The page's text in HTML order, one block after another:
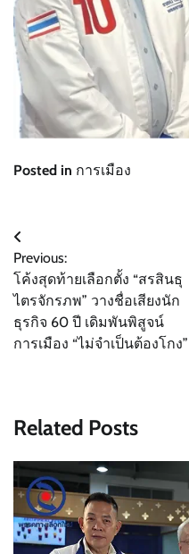
Posted in การเมือง
แนะแนว
เรื่อง
Previous:
โค้งสุดท้ายเลือกตั้ง “สรสินธุ
ไตรจักรภพ” วางชื่อเสียงนัก
ธุรกิจ 60 ปี เดิมพันพิสูจน์
การเมือง “ไม่จำเป็นต้องโกง”
Related Posts